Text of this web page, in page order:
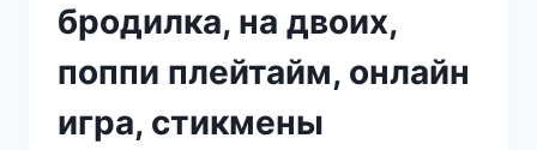
бродилка, на двоих,
поппи плейтайм, онлайн
игра, стикмены